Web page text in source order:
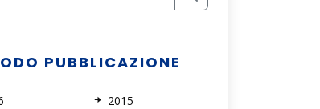
PUBBLICAZIONE
2015